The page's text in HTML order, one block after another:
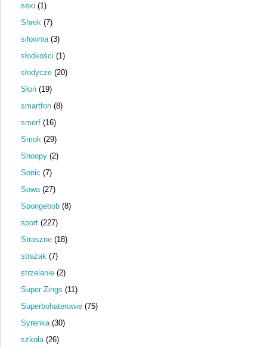
sexi (1)
Shrek (7)
siłownia (3)
słodkości (1)
słodycze (20)
Słoń (19)
smartfon (8)
smerf (16)
Smok (29)
Snoopy (2)
Sonic (7)
Sowa (27)
Spongebob (8)
sport (227)
Straszne (18)
strażak (7)
strzelanie (2)
Super Zings (11)
Superbohaterowie (75)
Syrenka (30)
szkoła (26)